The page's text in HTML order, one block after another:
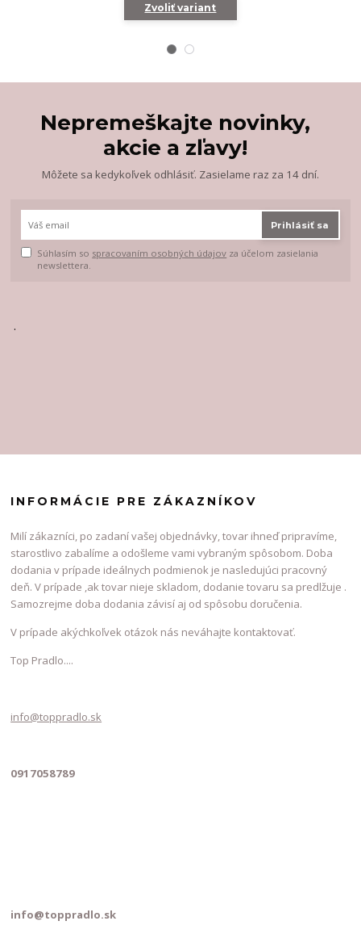
Zvoliť variant
Nepremeškajte novinky,
akcie a zľavy!
Môžete sa kedykoľvek odhlásiť. Zasielame raz za 14 dní.
Prihlásiť sa
Súhlasím so spracovaním osobných údajov za účelom zasielania
newslettera.
.
INFORMÁCIE PRE ZÁKAZNÍKOV
Milí zákazníci, po zadaní vašej objednávky, tovar ihneď pripravíme,
starostlivo zabalíme a odošleme vami vybraným spôsobom. Doba
dodania v prípade ideálnych podmienok je nasledujúci pracovný
deň. V prípade ,ak tovar nieje skladom, dodanie tovaru sa predlžuje .
Samozrejme doba dodania závisí aj od spôsobu doručenia.
V prípade akýchkoľvek otázok nás neváhajte kontaktovať.
Top Pradlo....
info@toppradlo.sk
0917058789
info@toppradlo.sk